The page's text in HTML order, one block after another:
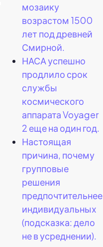
мозаику
возрастом 1500
лет под древней
Смирной.
НАСА успешно
продлило срок
службы
космического
аппарата Voyager
2 еще на один год.
Настоящая
причина, почему
групповые
решения
предпочтительнее
индивидуальных
(подсказка: дело
не в усреднении).